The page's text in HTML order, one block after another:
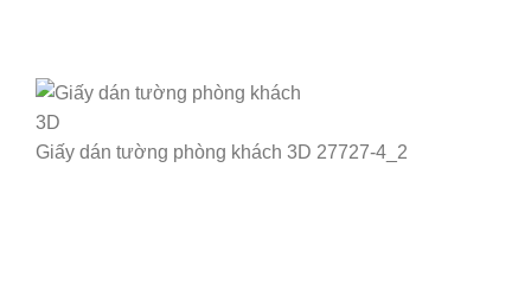
Giấy dán tường phòng khách 3D 27727-4_2